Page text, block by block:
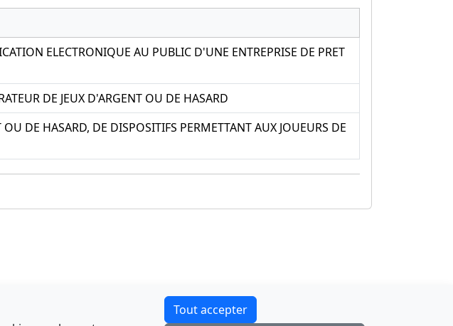
ELECTRONIQUE AU PUBLIC D'UNE ENTREPRISE DE PRET
DE JEUX D'ARGENT OU DE HASARD
DE HASARD, DE DISPOSITIFS PERMETTANT AUX JOUEURS DE
Tout accepter